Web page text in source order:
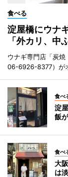
食べる
淀屋橋にウナ
「外カリ、中
ウナギ専門店「炭焼
06-6926-8377）が
食べ
淀
飯
食べ
大
は